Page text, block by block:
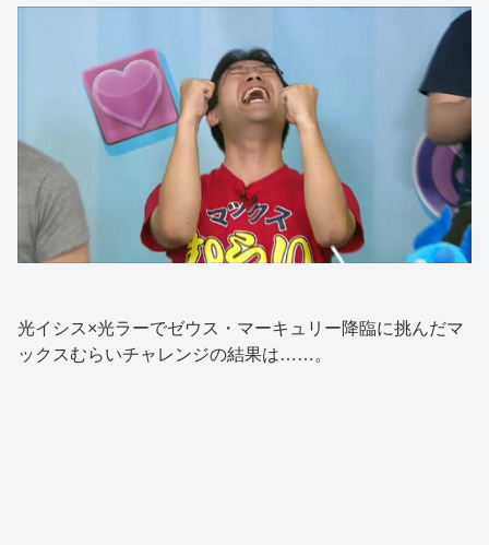
光イシス×光ラーでゼウス・マーキュリー降臨に挑んだマ
ックスむらいチャレンジの結果は……。